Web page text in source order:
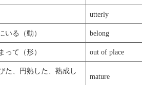
utterly
いる（動） belong
って（形） out of place
た、円熟した、熟成し
mature